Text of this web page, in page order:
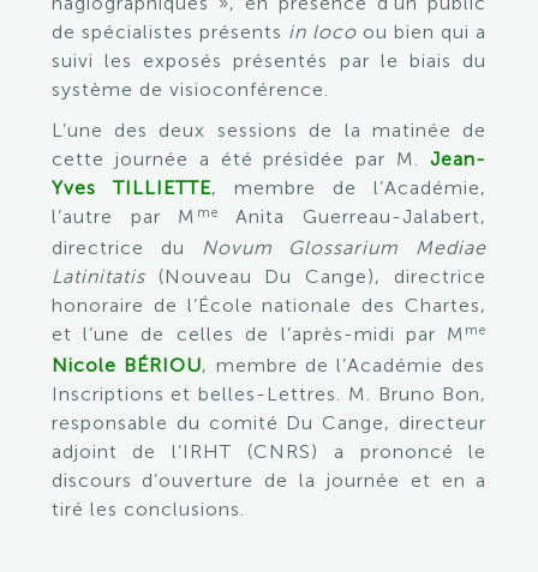
de spécialistes présents in loco ou bien qui a
suivi les exposés présentés par le biais du
système de visioconférence.
L’une des deux sessions de la matinée de
cette journée a été présidée par M. Jean-
Yves TILLIETTE, membre de l’Académie,
l’autre par M me
Anita Guerreau-Jalabert,
directrice du Novum Glossarium Mediae
Latinitatis(Nouveau Du Cange), directrice
honoraire de l’École nationale des Chartes,
et l’une de celles de l’après-midi par M me
Nicole BÉRIOU, membre de l’Académie des
Inscriptions et belles-Lettres. M. Bruno Bon,
responsable du comité Du Cange, directeur
adjoint de l’IRHT (CNRS) a prononcé le
discours d’ouverture de la journée et en a
tiré les conclusions.